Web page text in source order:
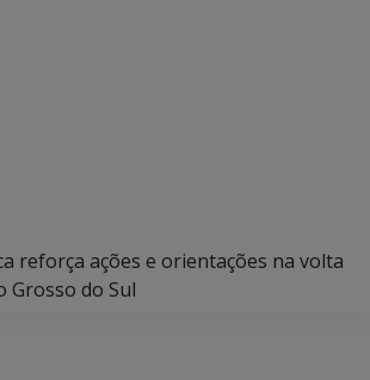
reforça ações e orientações na volta
Grosso do Sul